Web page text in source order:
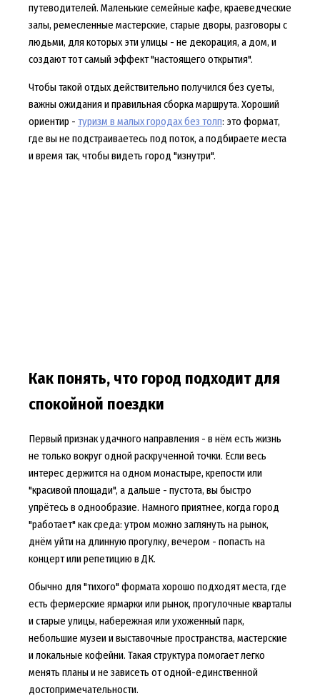
путеводителей. Маленькие семейные кафе, краеведческие
залы, ремесленные мастерские, старые дворы, разговоры с
людьми, для которых эти улицы - не декорация, а дом, и
создают тот самый эффект "настоящего открытия".
Чтобы такой отдых действительно получился без суеты,
важны ожидания и правильная сборка маршрута. Хороший
ориентир - туризм в малых городах без толп: это формат,
где вы не подстраиваетесь под поток, а подбираете места
и время так, чтобы видеть город "изнутри".
Как понять, что город подходит для
спокойной поездки
Первый признак удачного направления - в нём есть жизнь
не только вокруг одной раскрученной точки. Если весь
интерес держится на одном монастыре, крепости или
"красивой площади", а дальше - пустота, вы быстро
упрётесь в однообразие. Намного приятнее, когда город
"работает" как среда: утром можно заглянуть на рынок,
днём уйти на длинную прогулку, вечером - попасть на
концерт или репетицию в ДК.
Обычно для "тихого" формата хорошо подходят места, где
есть фермерские ярмарки или рынок, прогулочные кварталы
и старые улицы, набережная или ухоженный парк,
небольшие музеи и выставочные пространства, мастерские
и локальные кофейни. Такая структура помогает легко
менять планы и не зависеть от одной-единственной
достопримечательности.